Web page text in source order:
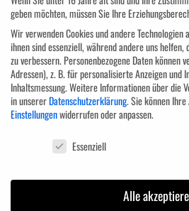
geben möchten, müssen Sie Ihre
Wir verwenden Cookies und andere Technologien
ihnen sind essenziell, während andere uns
zu verbessern. Personenbezogene Daten können
Adressen), z. B. für personalisierte Anzeigen und
Inhaltsmessung.Weitere Informationen über die
in unsererDatenschutzerklärung.Sie können
Einstellungenwiderrufen oder anpassen.
Datenschutzeinstellungen
Essenziell
Alle